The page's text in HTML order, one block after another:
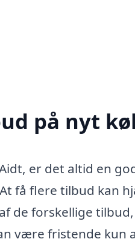
på nyt
er det altid en
få flere tilbud kan
de forskellige
være fristende kun